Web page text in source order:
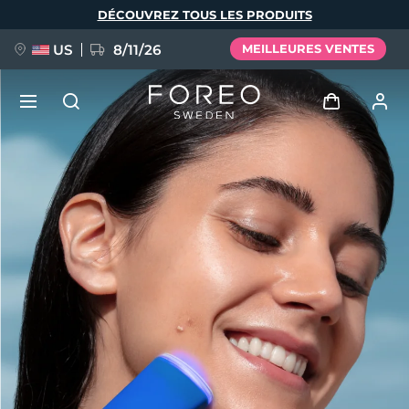
DÉCOUVREZ TOUS LES PRODUITS
US 8/11/26 MEILLEURES VENTES
Se connecter
Profil de l'utilisateur
Mes appareils
Mes commandes
Mes adresses
Mes abonnements
NOUVEAU
FAQ™ Pure Beauty-Tech Elixir
BREAKING NEWS
issa™ Teeth Whitening Set
Langue
English Deutsch
Español
Français
Português
Polski
Русский
Türkçe
简体中文 繁體中文